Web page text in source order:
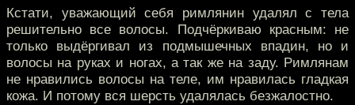
Кстати, уважающий себя римлянин удалял с тела
решительно все волосы. Подчёркиваю красным: не
только выдёргивал из подмышечных впадин, но и
волосы на руках и ногах, а так же на заду. Римлянам
не нравились волосы на теле, им нравилась гладкая
кожа. И потому вся шерсть удалялась безжалостно.